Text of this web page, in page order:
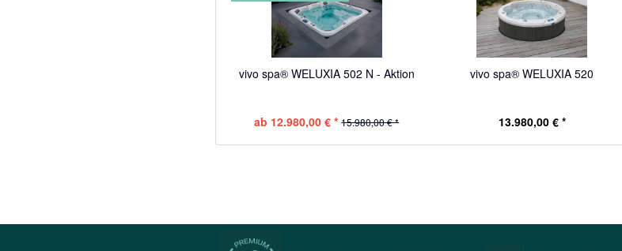
vivo spa® WELUXIA 502 N - Aktion
ab 12.980,00 € * 15.980,00 € *
vivo spa® WELUXIA 520
13.980,00 € *